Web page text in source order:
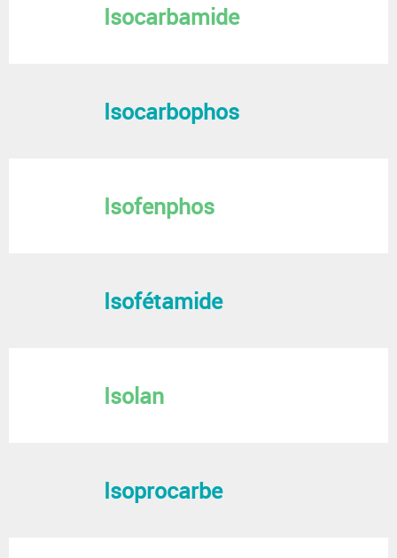
Isocarbamide
Isocarbophos
Isofenphos
Isofétamide
Isolan
Isoprocarbe